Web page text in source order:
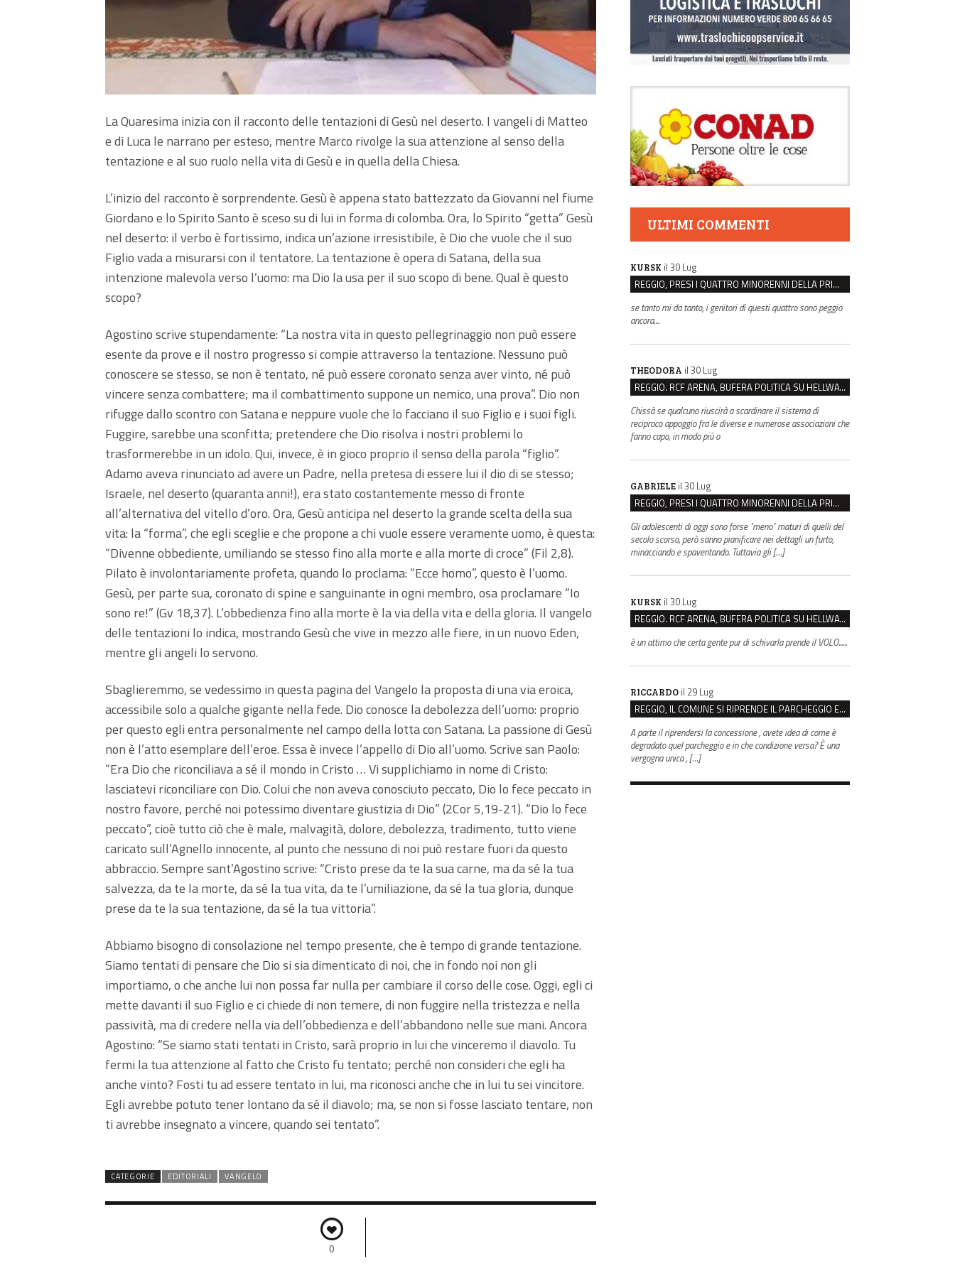
La Quaresima inizia con il racconto delle tentazioni di Gesù nel deserto. I vangeli di Matteo
e di Luca le narrano per esteso, mentre Marco rivolge la sua attenzione al senso della
tentazione e al suo ruolo nella vita di Gesù e in quella della Chiesa.
L’inizio del racconto è sorprendente. Gesù è appena stato battezzato da Giovanni nel fiume
Giordano e lo Spirito Santo è sceso su di lui in forma di colomba. Ora, lo Spirito “getta” Gesù
nel deserto: il verbo è fortissimo, indica un’azione irresistibile, è Dio che vuole che il suo
Figlio vada a misurarsi con il tentatore. La tentazione è opera di Satana, della sua
intenzione malevola verso l’uomo: ma Dio la usa per il suo scopo di bene. Qual è questo
scopo?
Agostino scrive stupendamente: “La nostra vita in questo pellegrinaggio non può essere
esente da prove e il nostro progresso si compie attraverso la tentazione. Nessuno può
conoscere se stesso, se non è tentato, né può essere coronato senza aver vinto, né può
vincere senza combattere; ma il combattimento suppone un nemico, una prova”. Dio non
rifugge dallo scontro con Satana e neppure vuole che lo facciano il suo Figlio e i suoi figli.
Fuggire, sarebbe una sconfitta; pretendere che Dio risolva i nostri problemi lo
trasformerebbe in un idolo. Qui, invece, è in gioco proprio il senso della parola “figlio”.
Adamo aveva rinunciato ad avere un Padre, nella pretesa di essere lui il dio di se stesso;
Israele, nel deserto (quaranta anni!), era stato costantemente messo di fronte
all’alternativa del vitello d’oro. Ora, Gesù anticipa nel deserto la grande scelta della sua
vita: la “forma”, che egli sceglie e che propone a chi vuole essere veramente uomo, è questa:
“Divenne obbediente, umiliando se stesso fino alla morte e alla morte di croce” (Fil 2,8).
Pilato è involontariamente profeta, quando lo proclama: “Ecce homo”, questo è l’uomo.
Gesù, per parte sua, coronato di spine e sanguinante in ogni membro, osa proclamare “Io
sono re!” (Gv 18,37). L’obbedienza fino alla morte è la via della vita e della gloria. Il vangelo
delle tentazioni lo indica, mostrando Gesù che vive in mezzo alle fiere, in un nuovo Eden,
mentre gli angeli lo servono.
Sbaglieremmo, se vedessimo in questa pagina del Vangelo la proposta di una via eroica,
accessibile solo a qualche gigante nella fede. Dio conosce la debolezza dell’uomo: proprio
per questo egli entra personalmente nel campo della lotta con Satana. La passione di Gesù
non è l’atto esemplare dell’eroe. Essa è invece l’appello di Dio all’uomo. Scrive san Paolo:
“Era Dio che riconciliava a sé il mondo in Cristo … Vi supplichiamo in nome di Cristo:
lasciatevi riconciliare con Dio. Colui che non aveva conosciuto peccato, Dio lo fece peccato in
nostro favore, perché noi potessimo diventare giustizia di Dio” (2Cor 5,19-21). “Dio lo fece
peccato”, cioè tutto ciò che è male, malvagità, dolore, debolezza, tradimento, tutto viene
caricato sull’Agnello innocente, al punto che nessuno di noi può restare fuori da questo
abbraccio. Sempre sant’Agostino scrive: “Cristo prese da te la sua carne, ma da sé la tua
salvezza, da te la morte, da sé la tua vita, da te l’umiliazione, da sé la tua gloria, dunque
prese da te la sua tentazione, da sé la tua vittoria”.
Abbiamo bisogno di consolazione nel tempo presente, che è tempo di grande tentazione.
Siamo tentati di pensare che Dio si sia dimenticato di noi, che in fondo noi non gli
importiamo, o che anche lui non possa far nulla per cambiare il corso delle cose. Oggi, egli ci
mette davanti il suo Figlio e ci chiede di non temere, di non fuggire nella tristezza e nella
passività, ma di credere nella via dell’obbedienza e dell’abbandono nelle sue mani. Ancora
Agostino: “Se siamo stati tentati in Cristo, sarà proprio in lui che vinceremo il diavolo. Tu
fermi la tua attenzione al fatto che Cristo fu tentato; perché non consideri che egli ha
anche vinto? Fosti tu ad essere tentato in lui, ma riconosci anche che in lui tu sei vincitore.
Egli avrebbe potuto tener lontano da sé il diavolo; ma, se non si fosse lasciato tentare, non
ti avrebbe insegnato a vincere, quando sei tentato”.
CATEGORIE EDITORIALI VANGELO
0
ULTIMI COMMENTI
KURSK il 30 Lug
REGGIO, PRESI I QUATTRO MINORENNI DELLA PRIMA RAPINA ALLA FARMACIA DI COVIOLO
se tanto mi da tanto, i genitori di questi quattro sono peggio
ancora....
THEODORA il 30 Lug
REGGIO. RCF ARENA, BUFERA POLITICA SU HELLWATT FESTIVAL
Chissà se qualcuno riuscirà a scardinare il sistema di
reciproco appoggio fra le diverse e numerose associazioni che
fanno capo, in modo più o
GABRIELE il 30 Lug
REGGIO, PRESI I QUATTRO MINORENNI DELLA PRIMA RAPINA ALLA FARMACIA DI COVIOLO
Gli adolescenti di oggi sono forse "meno" maturi di quelli del
secolo scorso, però sanno pianificare nei dettagli un furto,
minacciando e spaventando. Tuttavia gli […]
KURSK il 30 Lug
REGGIO. RCF ARENA, BUFERA POLITICA SU HELLWATT FESTIVAL
è un attimo che certa gente pur di schivarla prende il VOLO......
RICCARDO il 29 Lug
REGGIO, IL COMUNE SI RIPRENDE IL PARCHEGGIO EX CASERMA ZUCCHI PER 4,6 MILIONI
A parte il riprendersi la concessione , avete idea di come è
degradato quel parcheggio e in che condizione versa? È una
vergogna unica , […]